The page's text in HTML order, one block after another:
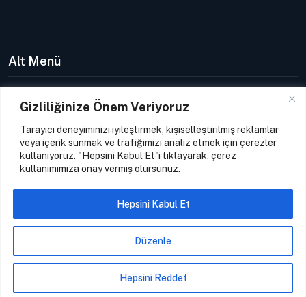
Gizliliğinize Önem Veriyoruz
Tarayıcı deneyiminizi iyileştirmek, kişiselleştirilmiş reklamlar
veya içerik sunmak ve trafiğimizi analiz etmek için çerezler
kullanıyoruz. "Hepsini Kabul Et"i tıklayarak, çerez
kullanımımıza onay vermiş olursunuz.
Düzenle
Hepsini Reddet
Hepsini Kabul Et
Alt Menü
Hakkımızda
Kullanıcı Sözleşmesi
Çerez Politikası
© 2024. Tüm hakları saklıdır.